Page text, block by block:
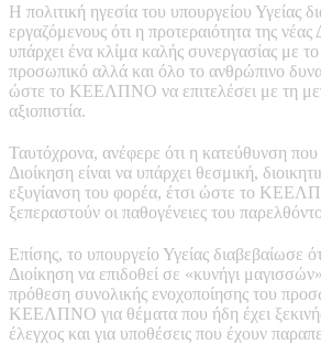
Η πολιτική ηγεσία του υπουργείου Υγείας
εργαζόμενους ότι η προτεραιότητα της νέας
υπάρχει ένα κλίμα καλής συνεργασίας με
προσωπικό αλλά και όλο το ανθρώπινο
ώστε το ΚΕΕΛΠΝΟ να επιτελέσει με τη
αξιοπιστία.
Ταυτόχρονα, ανέφερε ότι η κατεύθυνση που
Διοίκηση είναι να υπάρχει θεσμική,
εξυγίανση του φορέα, έτσι ώστε το
ξεπεραστούν οι παθογένειες του
Επίσης, το υπουργείο Υγείας διαβεβαίωσε
Διοίκηση να επιδοθεί σε «κυνήγι
πρόθεση συνολικής ενοχοποίησης του
ΚΕΕΛΠΝΟ για θέματα που ήδη έχει
έλεγχος και για υποθέσεις που έχουν